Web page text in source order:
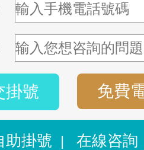
掛號 免費
助掛號 |
在線咨詢